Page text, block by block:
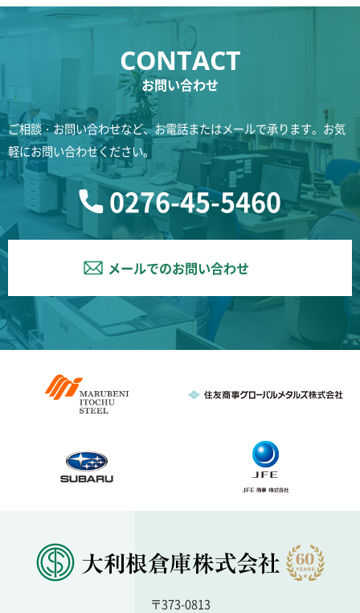
お問い合わせ
ご相談・お問い合わせなど、お電話またはメールで承ります。お気
軽にお問い合わせください。
0276-45-5460
メールでのお問い合わせ
〒373-0813